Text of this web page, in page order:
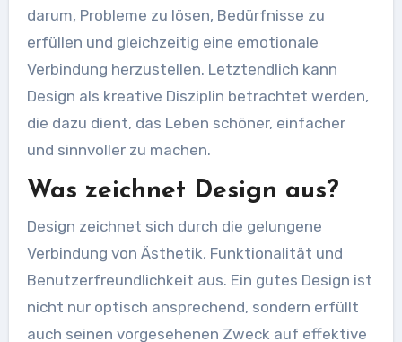
darum, Probleme zu lösen, Bedürfnisse zu
erfüllen und gleichzeitig eine emotionale
Verbindung herzustellen. Letztendlich kann
Design als kreative Disziplin betrachtet werden,
die dazu dient, das Leben schöner, einfacher
und sinnvoller zu machen.
Was zeichnet Design aus?
Design zeichnet sich durch die gelungene
Verbindung von Ästhetik, Funktionalität und
Benutzerfreundlichkeit aus. Ein gutes Design ist
nicht nur optisch ansprechend, sondern erfüllt
auch seinen vorgesehenen Zweck auf effektive